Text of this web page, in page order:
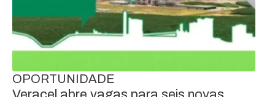
OPORTUNIDADE